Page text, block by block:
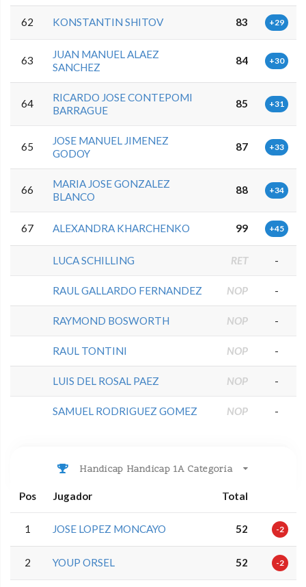
62 KONSTANTIN SHITOV 83 +29
63
JUAN MANUEL ALAEZ
SANCHEZ
84 +30
64
RICARDO JOSE CONTEPOMI
BARRAGUE
85 +31
65
JOSE MANUEL JIMENEZ
GODOY
87 +33
66
MARIA JOSE GONZALEZ
BLANCO
88 +34
67 ALEXANDRA KHARCHENKO 99 +45
LUCA SCHILLING RET -
RAUL GALLARDO FERNANDEZ NOP -
RAYMOND BOSWORTH NOP -
RAUL TONTINI NOP -
LUIS DEL ROSAL PAEZ NOP -
SAMUEL RODRIGUEZ GOMEZ NOP -
Handicap Handicap 1A Categoria
Pos Jugador Total
1 JOSE LOPEZ MONCAYO 52 -2
2 YOUP ORSEL 52 -2